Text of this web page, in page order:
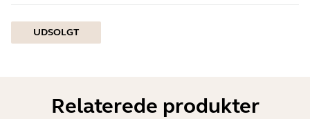
UDSOLGT
Relaterede produkter